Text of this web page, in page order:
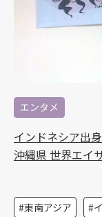
エンタメ
インドネシア出
沖縄県 世界エイ
東南アジア